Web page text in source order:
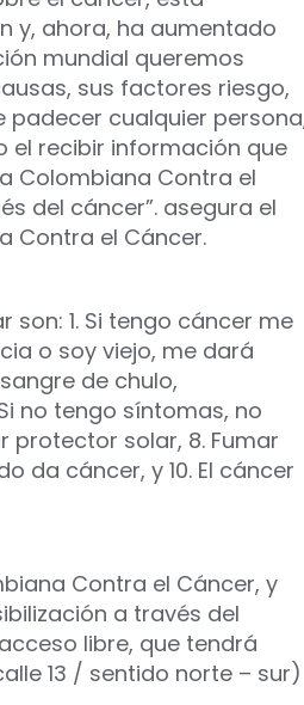
y, ahora, ha aumentado
mundial queremos
sus factores riesgo,
cualquier
el recibir información que
Colombiana Contra el
del cáncer”. asegura el
Contra el Cáncer.
1. Si tengo cáncer me
o soy viejo, me dará
de chulo,
no tengo síntomas, no
protector solar, 8. Fumar
da cáncer, y 10. El cáncer
Contra el Cáncer, y
a través del
libre, que tendrá
13 / sentido norte – sur)